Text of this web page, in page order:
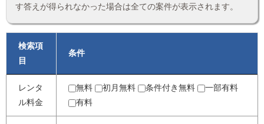
す答えが得られなかった場合は全ての案件が表示されます。
検索項
目
条件
レンタ
ル料金
無料 初月無料 条件付き無料
一部有料
有料